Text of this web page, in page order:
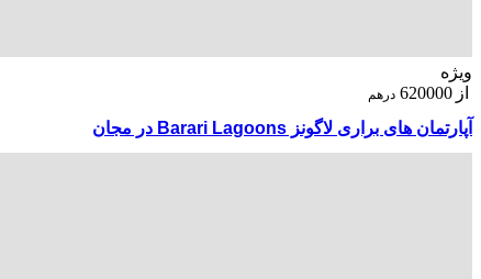
ویژه
از 620000 درهم
آپارتمان های براری لاگونز Barari Lagoons در مجان